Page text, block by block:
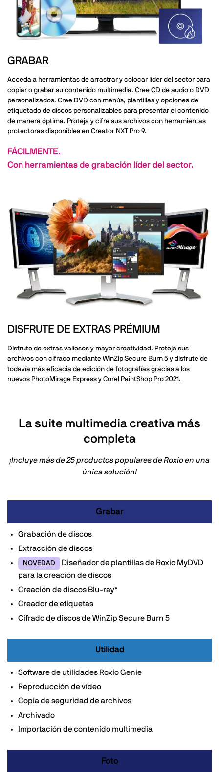
GRABAR
Acceda a herramientas de arrastrar y colocar líder del sector para
copiar o grabar su contenido multimedia. Cree CD de audio o DVD
personalizados. Cree DVD con menús, plantillas y opciones de
etiquetado de discos personalizables para presentar el contenido
de manera óptima. Proteja y cifre sus archivos con herramientas
protectoras disponibles en Creator NXT Pro 9.
FÁCILMENTE.
Con herramientas de grabación líder del sector.
DISFRUTE DE EXTRAS PRÉMIUM
Disfrute de extras valiosos y mayor creatividad. Proteja sus
archivos con cifrado mediante WinZip Secure Burn 5 y disfrute de
todavía más eficacia de edición de fotografías gracias a los
nuevos PhotoMirage Express y Corel PaintShop Pro 2021.
La suite multimedia creativa más
completa
¡Incluye más de 25 productos populares de Roxio en una
única solución!
Grabar
Grabación de discos
Extracción de discos
NOVEDAD
Diseñador de plantillas de Roxio MyDVD
para la creación de discos
Creación de discos Blu-ray*
Creador de etiquetas
Cifrado de discos de WinZip Secure Burn 5
Utilidad
Software de utilidades Roxio Genie
Reproducción de vídeo
Copia de seguridad de archivos
Archivado
Importación de contenido multimedia
Foto